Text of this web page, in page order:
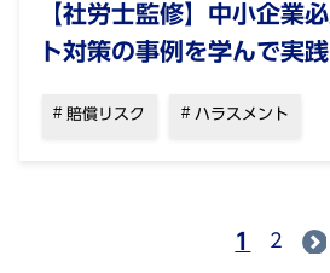
【社労士監修】中小企業
ト対策の事例を学んで実
賠償リスク ハラスメント
1 2